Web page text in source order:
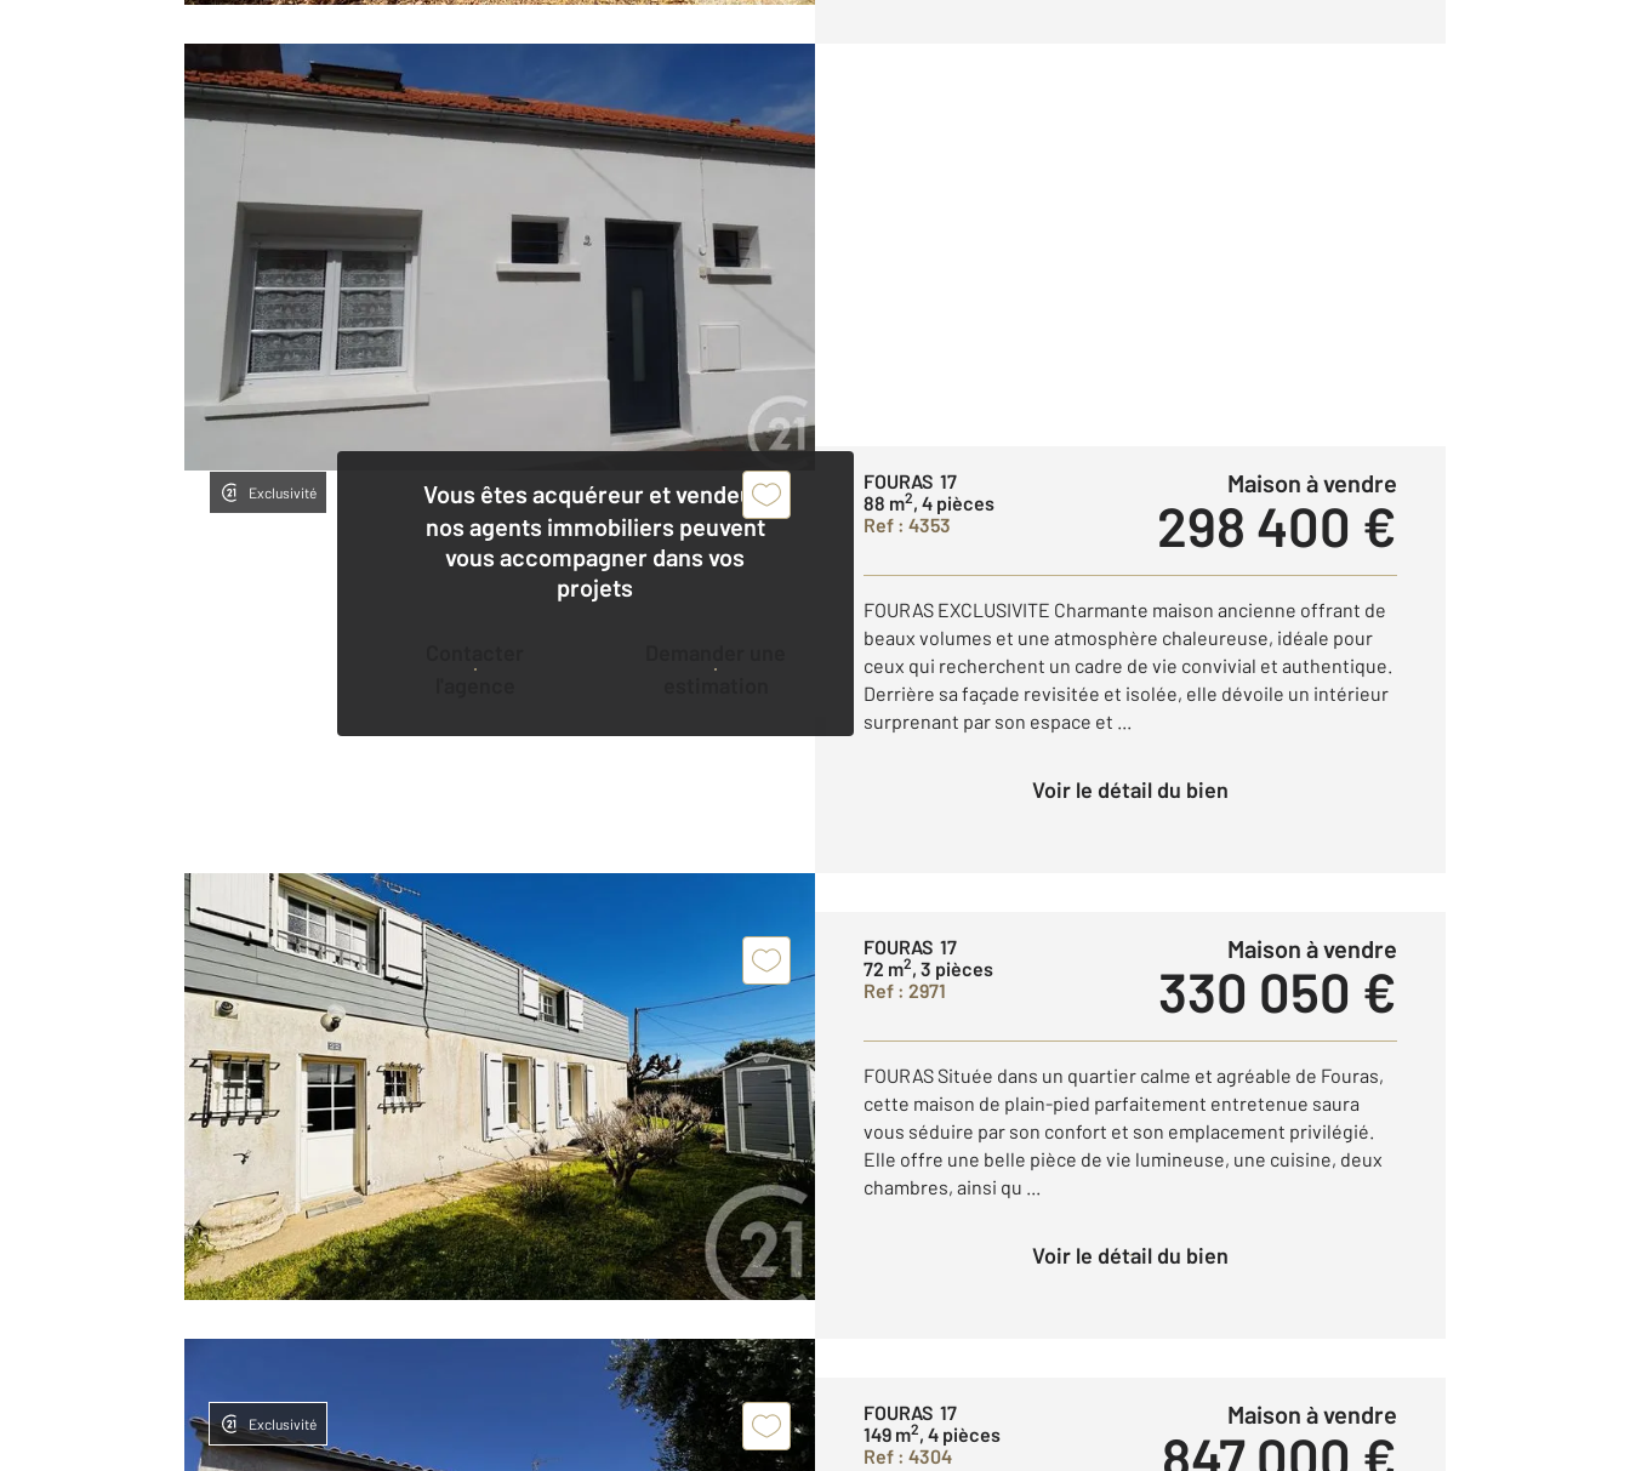
Vous êtes acquéreur et vendeur,
nos agents immobiliers peuvent
vous accompagner dans vos
projets
Exclusivité
FOURAS 17
88 m2, 4 pièces
Ref : 4353
Maison à vendre
298 400 €
FOURAS EXCLUSIVITE Charmante maison ancienne offrant de
beaux volumes et une atmosphère chaleureuse, idéale pour
ceux qui recherchent un cadre de vie convivial et authentique.
Derrière sa façade revisitée et isolée, elle dévoile un intérieur
surprenant par son espace et ...
Voir le détail du bien
FOURAS 17
72 m2, 3 pièces
Ref : 2971
Maison à vendre
330 050 €
FOURAS Située dans un quartier calme et agréable de Fouras,
cette maison de plain-pied parfaitement entretenue saura
vous séduire par son confort et son emplacement privilégié.
Elle offre une belle pièce de vie lumineuse, une cuisine, deux
chambres, ainsi qu ...
Voir le détail du bien
Exclusivité
FOURAS 17
149 m2, 4 pièces
Ref : 4304
Maison à vendre
847 000 €